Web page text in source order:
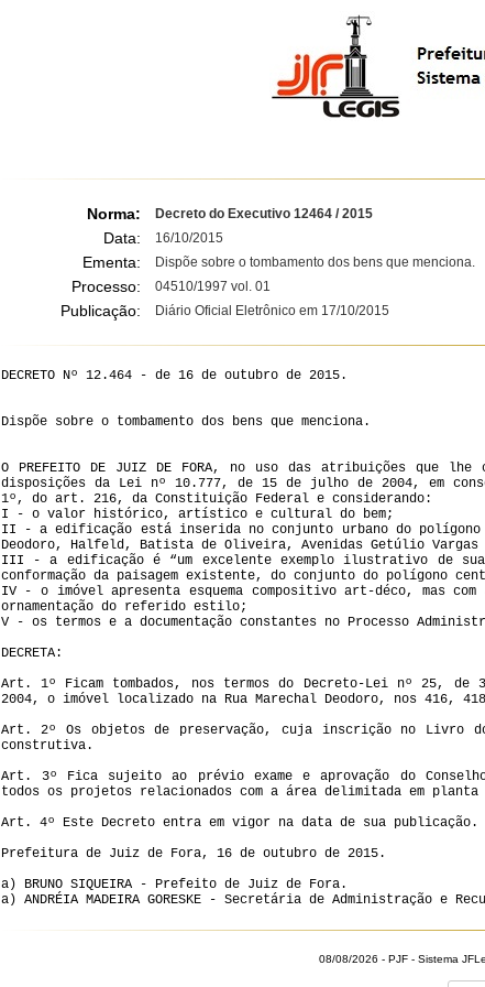
Norma: Decreto do Executivo 12464 / 2015
Data: 16/10/2015
Ementa: Dispõe sobre o tombamento dos bens que menciona.
Processo: 04510/1997 vol. 01
Publicação: Diário Oficial Eletrônico em 17/10/2015
DECRETO Nº 12.464 - de 16 de outubro de 2015.
Dispõe sobre o tombamento dos bens que menciona.
O PREFEITO DE JUIZ DE FORA, no uso das atribuições
disposições da Lei nº 10.777, de 15 de julho de 2004, em
1º, do art. 216, da Constituição Federal e considerando:
I - o valor histórico, artístico e cultural do bem;
II - a edificação está inserida no conjunto urbano do
Deodoro, Halfeld, Batista de Oliveira, Avenidas Getúlio Vargas
III - a edificação é “um excelente exemplo ilustrativo de sua
conformação da paisagem existente, do conjunto do polígono
IV - o imóvel apresenta esquema compositivo art-déco, mas
ornamentação do referido estilo;
V - os termos e a documentação constantes no Processo
DECRETA:
Art. 1º Ficam tombados, nos termos do Decreto-Lei nº 25,
2004, o imóvel localizado na Rua Marechal Deodoro, nos 416,
Art. 2º Os objetos de preservação, cuja inscrição no Livro
construtiva.
Art. 3º Fica sujeito ao prévio exame e aprovação do
todos os projetos relacionados com a área delimitada em
Art. 4º Este Decreto entra em vigor na data de sua publicação.
Prefeitura de Juiz de Fora, 16 de outubro de 2015.
a) BRUNO SIQUEIRA - Prefeito de Juiz de Fora.
a) ANDRÉIA MADEIRA GORESKE - Secretária de Administração e
08/08/2026 - PJF - Sistema